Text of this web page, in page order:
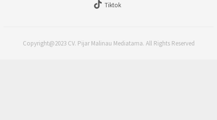
Tiktok
Copyright@2023 CV. Pijar Malinau Mediatama. All Rights Reserved